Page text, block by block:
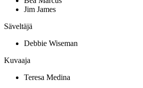
Jim James
Säveltäjä
Debbie Wiseman
Kuvaaja
Teresa Medina